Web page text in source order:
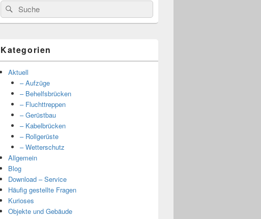
Suche
nach:
Kategorien
Aktuell
– Aufzüge
– Behelfsbrücken
– Fluchttreppen
– Gerüstbau
– Kabelbrücken
– Rollgerüste
– Wetterschutz
Allgemein
Blog
Download – Service
Häufig gestellte Fragen
Kurioses
Objekte und Gebäude